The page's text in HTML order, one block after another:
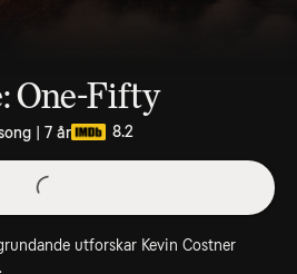
One-Fifty
| 7 år 8.2
utforskar Kevin Costner